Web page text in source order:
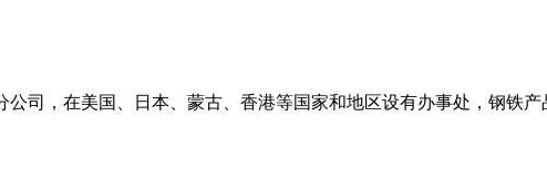
公司，在美国、日本、蒙古、香港等国家和地区设有办事处，钢铁